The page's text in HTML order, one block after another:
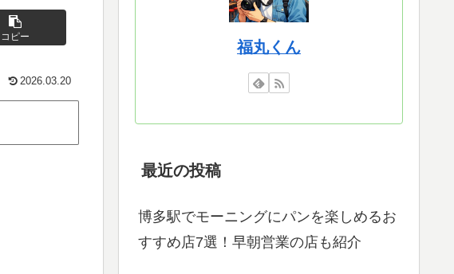
コピー
2026.03.20
福丸くん
最近の投稿
博多駅でモーニングにパンを楽しめるお
すすめ店7選！早朝営業の店も紹介